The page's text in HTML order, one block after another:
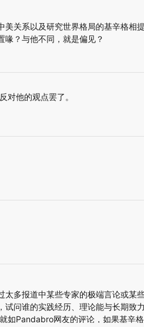
美关系以及研究世界格局的基辛格相
喙？与他不同，就是偏见？
对他的观点罢了。
多报道中某些专家的极端言论或某
问谁的实践经历、理论能与长期致
如Pandabro网友的评论，如果基辛